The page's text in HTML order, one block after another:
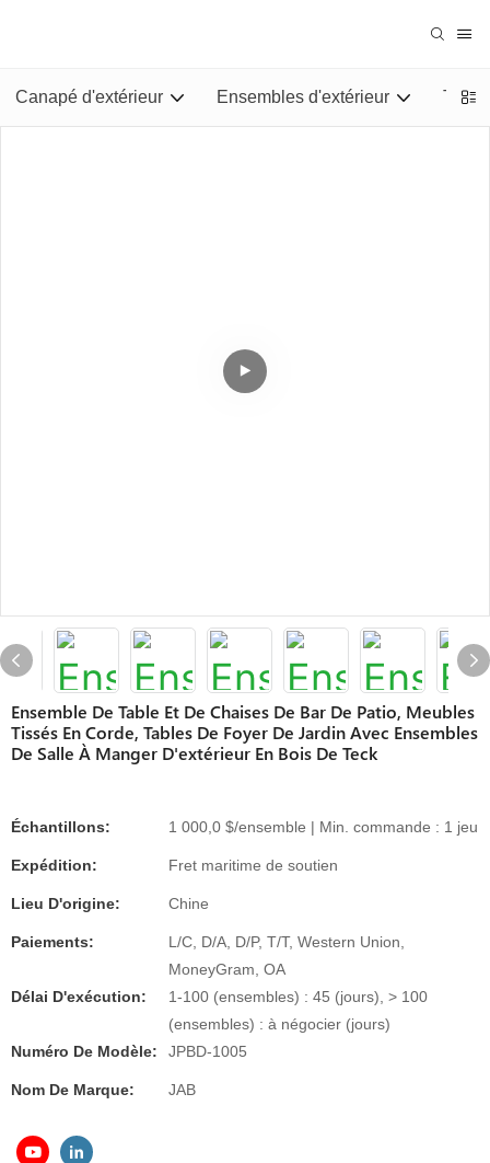
Canapé d'extérieur Ensembles d'extérieur
Ensemble De Table Et De Chaises De Bar De Patio, Meubles
Tissés En Corde, Tables De Foyer De Jardin Avec Ensembles
De Salle À Manger D'extérieur En Bois De Teck
Échantillons: 1 000,0 $/ensemble | Min. commande : 1 jeu
Expédition: Fret maritime de soutien
Lieu D'origine: Chine
Paiements:
L/C, D/A, D/P, T/T, Western Union,
MoneyGram, OA
Délai D'exécution:
1-100 (ensembles) : 45 (jours), > 100
(ensembles) : à négocier (jours)
Numéro De Modèle:
JPBD-1005
Nom De Marque: JAB